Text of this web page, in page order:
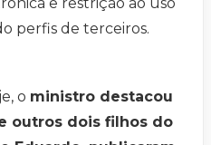
perfis de terceiros.
o ministro destacou
outros dois filhos do